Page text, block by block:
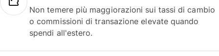
Non temere più maggiorazioni sui tassi di cambio
o commissioni di transazione elevate quando
spendi all'estero.